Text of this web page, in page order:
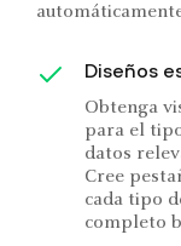
Diseños
Obtenga
para el
datos
Cree
cada tipo
completo